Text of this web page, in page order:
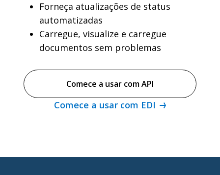
Forneça atualizações de status
automatizadas
Carregue, visualize e carregue
documentos sem problemas
Comece a usar com API
Comece a usar com EDI